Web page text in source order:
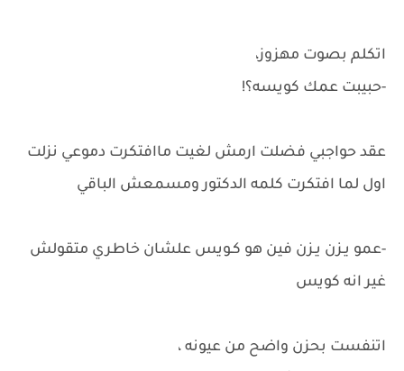
اتكلم بصوت مهزوز،
-حبيبت عمك كويسه؟!
عقد حواجبي فضلت ارمش لغيت ماافتكرت دموعي نزلت
اول لما افتكرت كلمه الدكتور ومسمعش الباقي
-عمو يـزن يـزن فين هو كـويس علشان خاطري متقولش
غير انه كويس
اتنفست بحزن واضح من عيونه ،